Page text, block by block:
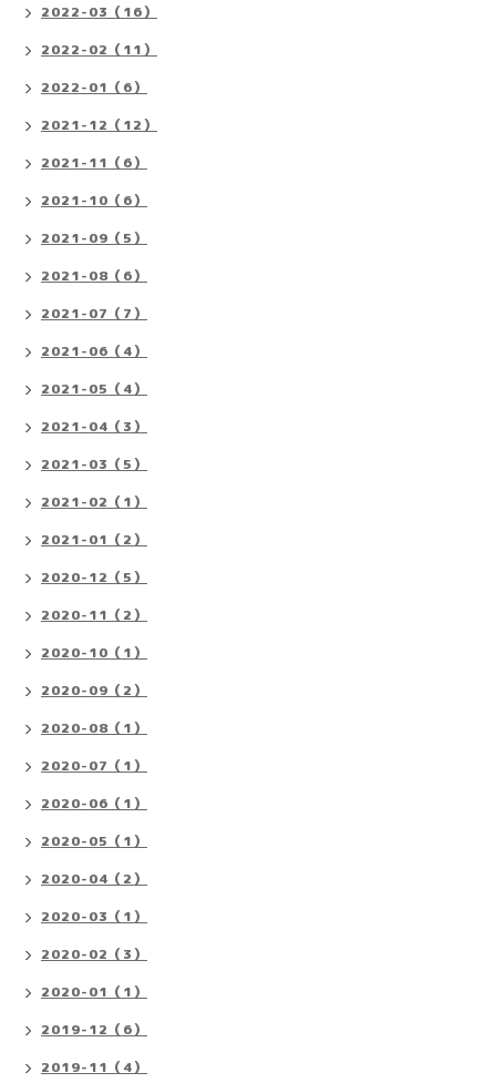
2022-03（16）
2022-02（11）
2022-01（6）
2021-12（12）
2021-11（6）
2021-10（6）
2021-09（5）
2021-08（6）
2021-07（7）
2021-06（4）
2021-05（4）
2021-04（3）
2021-03（5）
2021-02（1）
2021-01（2）
2020-12（5）
2020-11（2）
2020-10（1）
2020-09（2）
2020-08（1）
2020-07（1）
2020-06（1）
2020-05（1）
2020-04（2）
2020-03（1）
2020-02（3）
2020-01（1）
2019-12（6）
2019-11（4）